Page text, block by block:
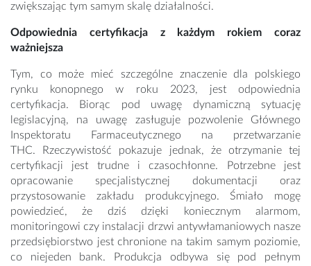
zwiększając tym samym skalę działalności.
Odpowiednia certyfikacja z każdym rokiem coraz
ważniejsza
Tym, co może mieć szczególne znaczenie dla polskiego
rynku konopnego w roku 2023, jest odpowiednia
certyfikacja. Biorąc pod uwagę dynamiczną sytuację
legislacyjną, na uwagę zasługuje pozwolenie Głównego
Inspektoratu Farmaceutycznego na przetwarzanie
THC. Rzeczywistość pokazuje jednak, że otrzymanie tej
certyfikacji jest trudne i czasochłonne. Potrzebne jest
opracowanie specjalistycznej dokumentacji oraz
przystosowanie zakładu produkcyjnego. Śmiało mogę
powiedzieć, że dziś dzięki koniecznym alarmom,
monitoringowi czy instalacji drzwi antywłamaniowych nasze
przedsiębiorstwo jest chronione na takim samym poziomie,
co niejeden bank. Produkcja odbywa się pod pełnym